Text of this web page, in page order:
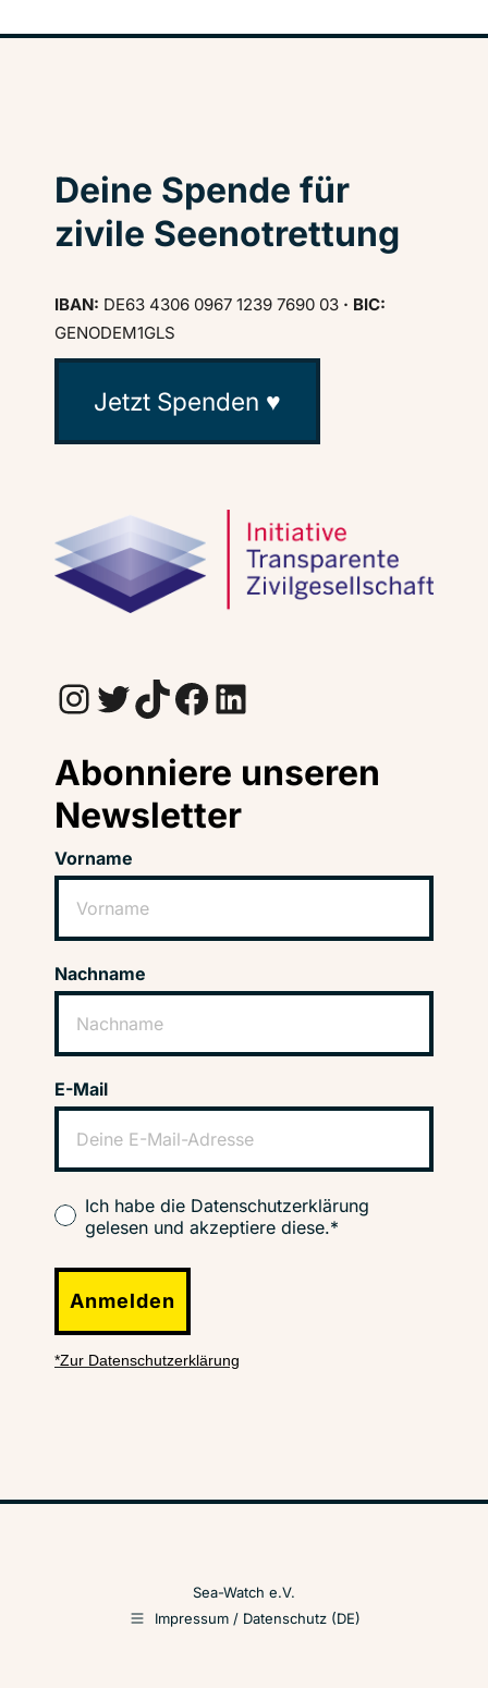
Deine Spende für
zivile Seenotrettung
IBAN: DE63 4306 0967 1239 7690 03 · BIC:
GENODEM1GLS
Jetzt Spenden ♥
InstagramTwitter TikTok Facebook LinkedIn
Abonniere unseren
Newsletter
Vorname
Nachname
E-Mail
Ich habe die Datenschutzerklärung
gelesen und akzeptiere diese.*
Anmelden
*Zur Datenschutzerklärung
Sea-Watch e.V.
Impressum / Datenschutz (DE)